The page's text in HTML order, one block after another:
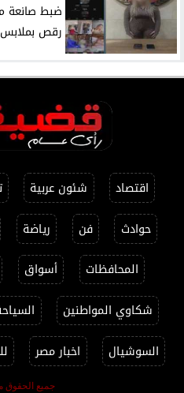
ضبط صانعة
رقص
اقتصاد شئون عربية
حوادث
فن رياضة
المحافظات
أسواق
شكاوي المواطنين
السوشيال
اخبار مصر
جميع